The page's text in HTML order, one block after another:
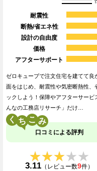
耐震性
断熱/省エネ性
設計の自由度
価格
アフターサポート
ゼロキューブで注文住宅を建てて
面をはじめ、耐震性や気密断熱性
ックしよう！保障やアフターサー
んなの工務店リサーチ」だけ…
く こ
口コミによる評判
★★★★★
★★★★★
3.11 （レビュー数9件）